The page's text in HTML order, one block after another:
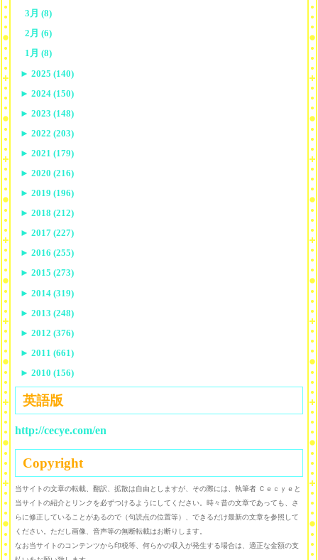
3月 (8)
2月 (6)
1月 (8)
► 2025 (140)
► 2024 (150)
► 2023 (148)
► 2022 (203)
► 2021 (179)
► 2020 (216)
► 2019 (196)
► 2018 (212)
► 2017 (227)
► 2016 (255)
► 2015 (273)
► 2014 (319)
► 2013 (248)
► 2012 (376)
► 2011 (661)
► 2010 (156)
英語版
http://cecye.com/en
Copyright
当サイトの文章の転載、翻訳、拡散は自由としますが、その際には、執筆者 Ｃｅｃｙｅと
当サイトの紹介とリンクを必ずつけるようにしてください。時々昔の文章であっても、さ
らに修正していることがあるので（句読点の位置等）、できるだけ最新の文章を参照して
ください。ただし画像、音声等の無断転載はお断りします。
なお当サイトのコンテンツから印税等、何らかの収入が発生する場合は、適正な金額の支